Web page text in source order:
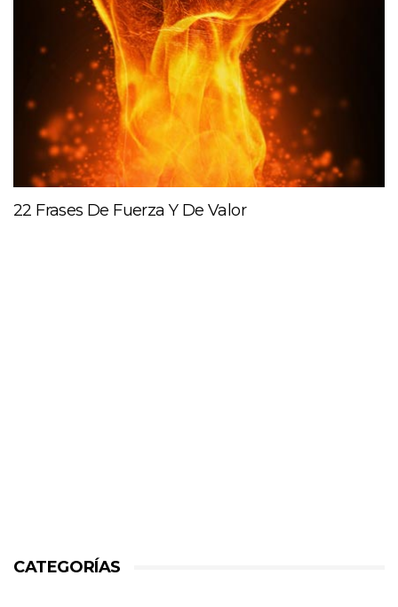
22 Frases De Fuerza Y De Valor
CATEGORÍAS